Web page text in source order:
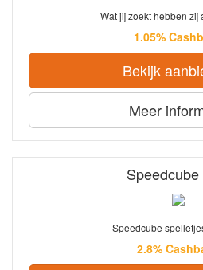
Wat jij zoekt hebben zij
1.05%
Bekijk
Meer
Speedcube
Speedcube
2.8%